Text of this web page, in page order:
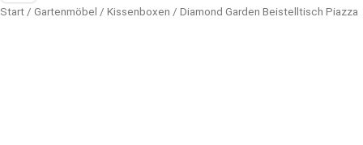
Start / Gartenmöbel / Kissenboxen / Diamond Garden Beistelltisch Piazza